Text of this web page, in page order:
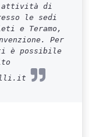
attività di
le sedi
e Teramo,
Per
è possibile